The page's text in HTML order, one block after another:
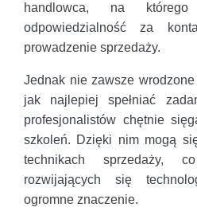
handlowca, na którego
odpowiedzialność za
prowadzenie sprzedaży.
Jednak nie zawsze
jak najlepiej spełniać
profesjonalistów chętnie
szkoleń. Dzięki nim mogą
technikach sprzedaży,
rozwijających się
ogromne znaczenie.